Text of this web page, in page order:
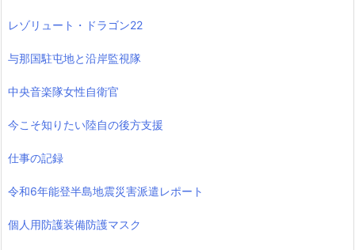
レゾリュート・ドラゴン22
与那国駐屯地と沿岸監視隊
中央音楽隊女性自衛官
今こそ知りたい陸自の後方支援
仕事の記録
令和6年能登半島地震災害派遣レポート
個人用防護装備防護マスク